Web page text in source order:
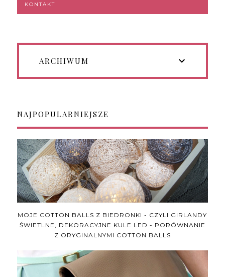
KONTAKT
ARCHIWUM
NAJPOPULARNIEJSZE
MOJE COTTON BALLS Z BIEDRONKI - CZYLI GIRLANDY
ŚWIETLNE, DEKORACYJNE KULE LED - PORÓWNANIE
Z ORYGINALNYMI COTTON BALLS